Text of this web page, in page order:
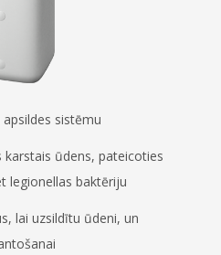
sistēmu
ūdens, pateicoties
legionellas baktēriju
lai uzsildītu ūdeni, un